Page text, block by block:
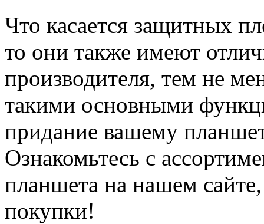
Что касается защитных
то они также имеют
производителя, тем не
такими основными
придание вашему
Ознакомьтесь с
планшета на нашем
покупки!